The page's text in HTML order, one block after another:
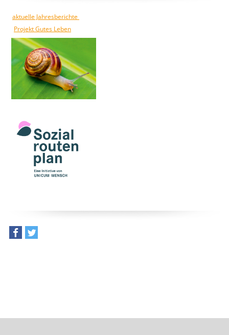
aktuelle Jahresberichte
Projekt Gutes Leben